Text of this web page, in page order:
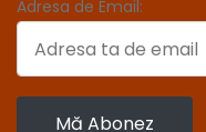
Adresa de Email: